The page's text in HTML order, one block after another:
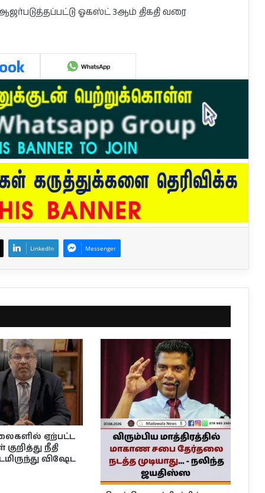
ஓகஸ்ட் 3ஆம் திகதி வரை
LinkedIn Messenger
ஏற்பட்ட
நீதி
விஷேட